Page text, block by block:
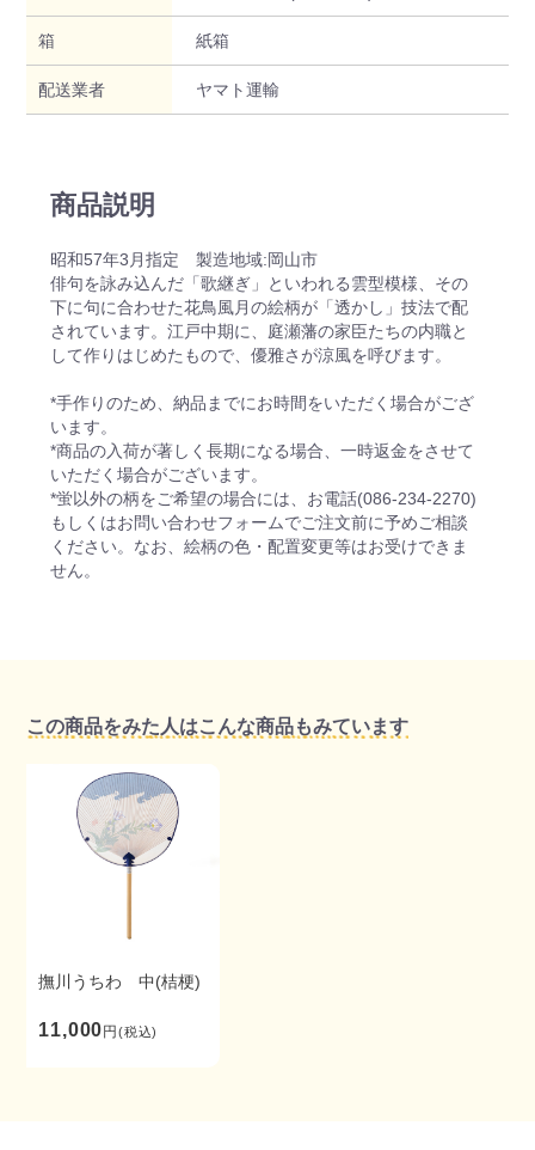
箱 紙箱
配送業者 ヤマト運輸
商品説明
昭和57年3月指定 製造地域:岡山市
俳句を詠み込んだ「歌継ぎ」といわれる雲型模様、その
下に句に合わせた花鳥風月の絵柄が「透かし」技法で配
されています。江戸中期に、庭瀬藩の家臣たちの内職と
して作りはじめたもので、優雅さが涼風を呼びます。
*手作りのため、納品までにお時間をいただく場合がござ
います。
*商品の入荷が著しく長期になる場合、一時返金をさせて
いただく場合がございます。
*蛍以外の柄をご希望の場合には、お電話(086-234-2270)
もしくはお問い合わせフォームでご注文前に予めご相談
ください。なお、絵柄の色・配置変更等はお受けできま
せん。
この商品をみた人はこんな商品もみています
撫川うちわ 中(桔梗)
11,000円(税込)